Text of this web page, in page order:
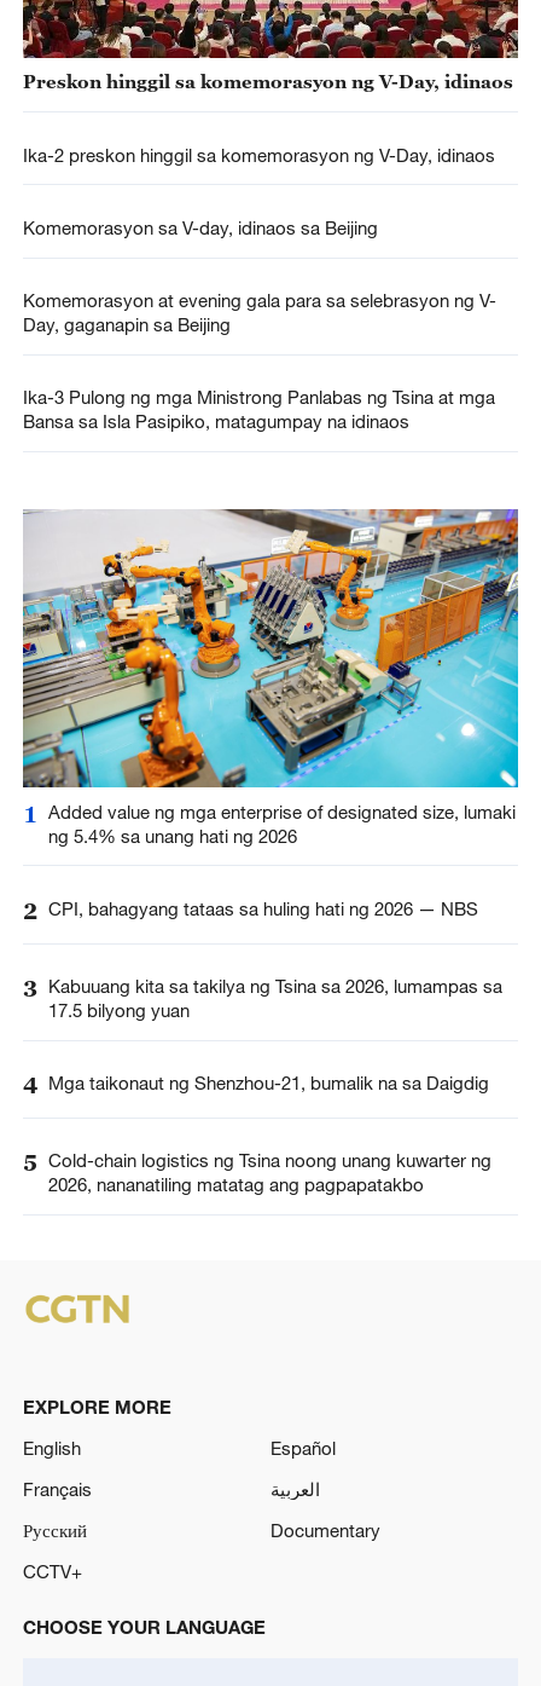
Preskon hinggil sa komemorasyon ng V-Day, idinaos
Ika-2 preskon hinggil sa komemorasyon ng V-Day, idinaos
Komemorasyon sa V-day, idinaos sa Beijing
Komemorasyon at evening gala para sa selebrasyon ng V-
Day, gaganapin sa Beijing
Ika-3 Pulong ng mga Ministrong Panlabas ng Tsina at mga
Bansa sa Isla Pasipiko, matagumpay na idinaos
1
Added value ng mga enterprise of designated size, lumaki
ng 5.4% sa unang hati ng 2026
2 CPI, bahagyang tataas sa huling hati ng 2026 — NBS
3 Kabuuang kita sa takilya ng Tsina sa 2026, lumampas sa
17.5 bilyong yuan
4 Mga taikonaut ng Shenzhou-21, bumalik na sa Daigdig
5 Cold-chain logistics ng Tsina noong unang kuwarter ng
2026, nananatiling matatag ang pagpapatakbo
EXPLORE MORE
English
Español
Français
العربية
Русский
Documentary
CCTV+
CHOOSE YOUR LANGUAGE